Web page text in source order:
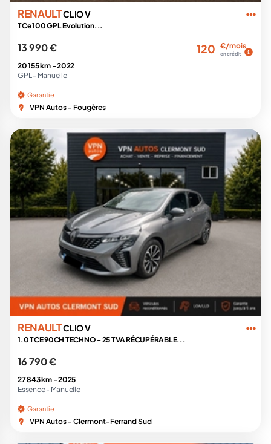
RENAULTCLIO V
TCe 100 GPL Evolution...
13 990 € 120 €/mois
en crédit
20 155 km -2022
GPL - Manuelle
Garantie
VPN Autos - Fougères
RENAULTCLIO V
1.0 TCE 90CH TECHNO - 25 TVA RÉCUPÉRABLE...
16 790 €
27 843 km -2025
Essence - Manuelle
Garantie
VPN Autos - Clermont-Ferrand Sud